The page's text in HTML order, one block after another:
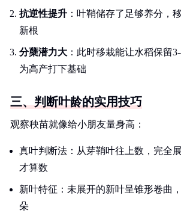
抗逆性提升 ：叶鞘储存了足够养分，
新根
分蘖潜力大 ：此时移栽能让水稻保留
为高产打下基础
三、判断叶龄的实用技巧
观察秧苗就像给小朋友量身高：
真叶判断法：从芽鞘叶往上数，完全
才算数
新叶特征：未展开的新叶呈锥形卷曲
朵